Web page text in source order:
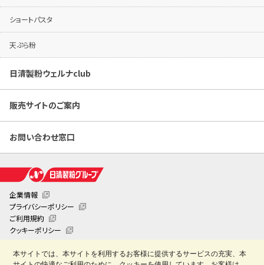
ショートパスタ
天ぷら粉
日清製粉ウェルナclub
販売サイトのご案内
お問い合わせ窓口
企業情報
プライバシーポリシー
ご利用規約
クッキーポリシー
日清製粉業務用お役立ちサイト「創・食Club」
本サイトでは、本サイトを利用するお客様に提供するサービスの充実、本